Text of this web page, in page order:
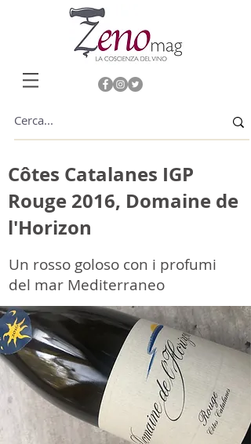
Côtes Catalanes IGP
Rouge 2016, Domaine de
l'Horizon
Un rosso goloso con i profumi
del mar Mediterraneo